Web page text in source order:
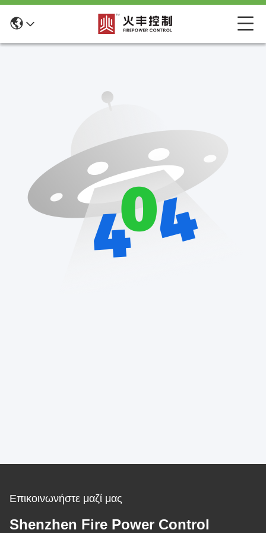
Επικοινωνήστε μαζί μας
Shenzhen Fire Power Control